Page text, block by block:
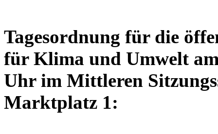
Tagesordnung für die
für Klima und Umwelt
Uhr im Mittleren
Marktplatz 1: